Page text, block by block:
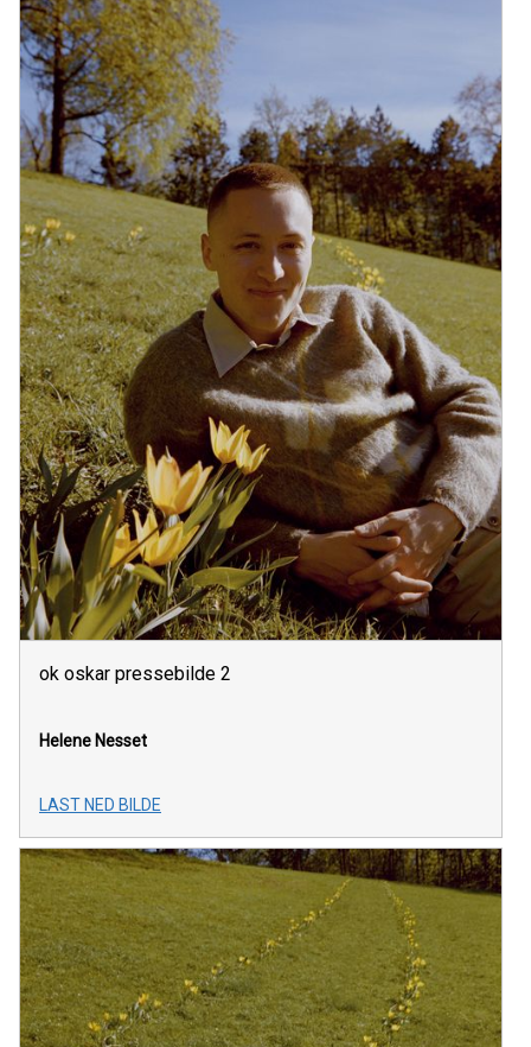
ok oskar pressebilde 2
Helene Nesset
LAST NED BILDE